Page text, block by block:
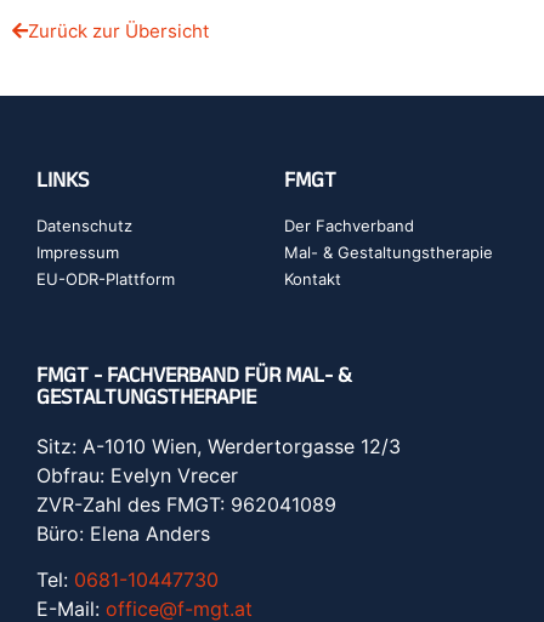
Zurück zur Übersicht
LINKS
Datenschutz
Impressum
EU-ODR-Plattform
FMGT
Der Fachverband
Mal- & Gestaltungstherapie
Kontakt
FMGT - FACHVERBAND FÜR MAL- &
GESTALTUNGSTHERAPIE
Sitz: A-1010 Wien, Werdertorgasse 12/3
Obfrau: Evelyn Vrecer
ZVR-Zahl des FMGT: 962041089
Büro: Elena Anders
Tel: 0681-10447730
E-Mail: office@f-mgt.at